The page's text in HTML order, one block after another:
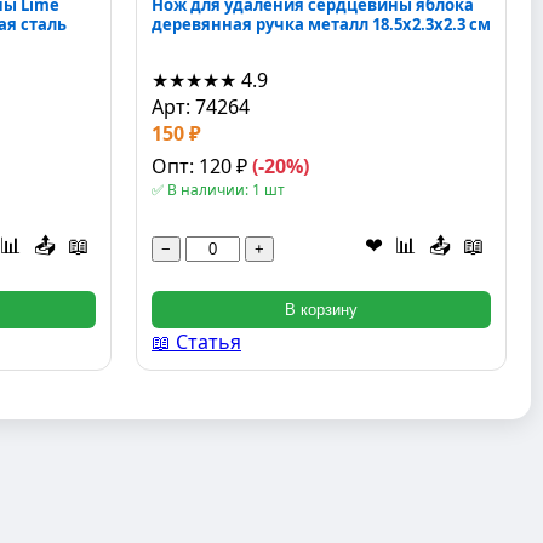
Lime
сталь
📊 📤 📖
Нож для удаления сердцевины яблока
деревянная ручка металл 18.5x2.3x2.3 см
★★★★★ 4.9
Арт: 74264
150 ₽
Опт: 120 ₽(-20%)
✅ В наличии: 1 шт
− + ❤ 📊 📤 📖
В корзину
📖 Статья